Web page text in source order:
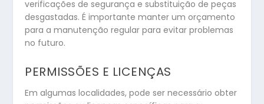
verificações de segurança e substituição de peças
desgastadas. É importante manter um orçamento
para a manutenção regular para evitar problemas
no futuro.
PERMISSÕES E LICENÇAS
Em algumas localidades, pode ser necessário obter